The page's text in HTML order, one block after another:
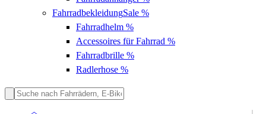
FahrradbekleidungSale %
Fahrradhelm %
Accessoires für Fahrrad %
Fahrradbrille %
Radlerhose %